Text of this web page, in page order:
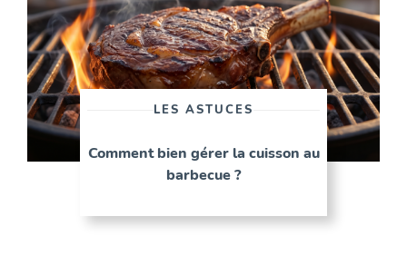
LES ASTUCES
Comment bien gérer la cuisson au
barbecue ?